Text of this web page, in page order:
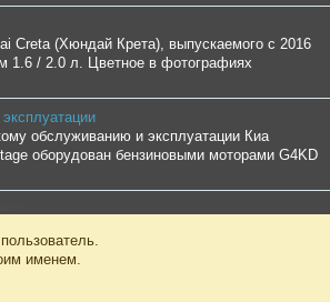
Creta (Хюндай Крета), выпускаемого с 2016
1.6 / 2.0 л. Цветное в фотографиях
обслуживанию и эксплуатации Киа
оборудован бензиновыми моторами G4KD
именем.